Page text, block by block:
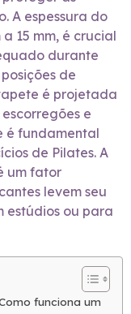
A espessura do
15 mm, é crucial
durante
de
é projetada
e
é fundamental
de Pilates. A
um fator
levem seu
estúdios ou para
funciona um